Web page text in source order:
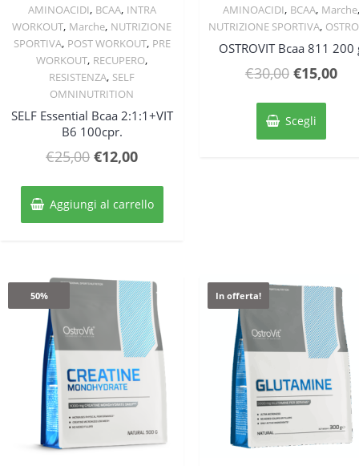
Quick View
AMINOACIDI, BCAA, INTRA
WORKOUT, Marche, NUTRIZIONE
SPORTIVA, POST WORKOUT, PRE
WORKOUT, RECUPERO,
RESISTENZA, SELF
OMNINUTRITION
SELF Essential Bcaa 2:1:1+VIT
B6 100cpr.
€25,00 Il
originale
era:
€12,00Il
attuale
è:
Aggiungi al carrello
Quick View
AMINOACIDI, BCAA, Marche,
NUTRIZIONE SPORTIVA,
OSTROVIT Bcaa 811 200
€30,00 Il
originale
era:
€15,00Il
Scegli
del
50% In offerta!